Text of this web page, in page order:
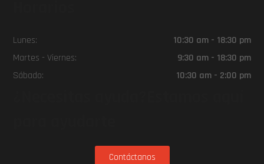
Lunes:
10:30 am - 18:30 pm
Martes - Viernes:
9:30 am - 18:30 pm
Sábado:
10:30 am - 2:00 pm
Contáctanos